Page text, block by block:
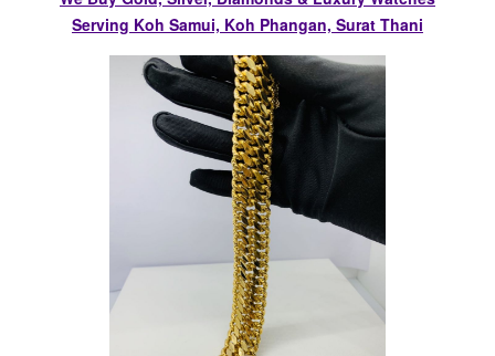
Serving Koh Samui, Koh Phangan, Surat Thani